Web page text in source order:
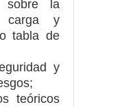
sobre la
carga y
tabla de
y
teóricos